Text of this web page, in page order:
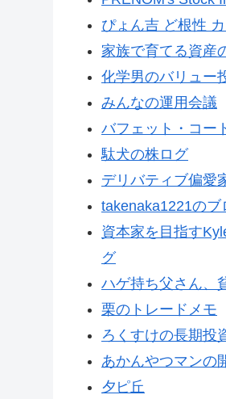
ぴょん吉 ど根性
家族で育てる資産
化学男のバリュー
みんなの運用会議
バフェット・コー
駄犬の株ログ
デリバティブ偏愛
takenaka1221のブ
資本家を目指す
グ
ハゲ持ち父さん、
栗のトレードメモ
ろくすけの長期投
あかんやつマンの
夕ピ丘